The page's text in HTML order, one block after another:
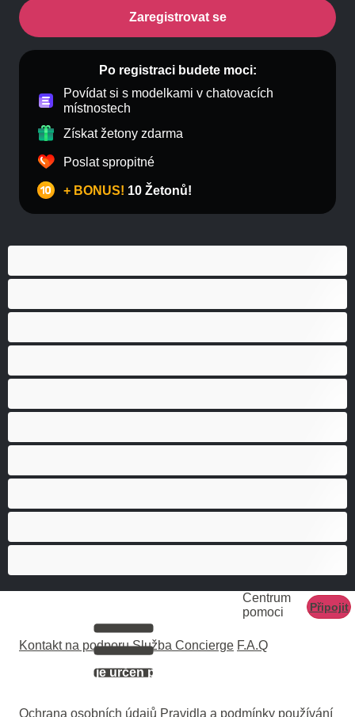
Zaregistrovat se
Po registraci budete moci:
Povídat si s modelkami v chatovacích
místnostech
Získat žetony zdarma
Poslat spropitné
+ BONUS! 10 Žetonů!
Centrum
pomoci
Připojit
Kontakt na podporu Služba Concierge F.A.Q
Tento web je určen pouze pro osoby starší 18 let.
Ochrana osobních údajů Pravidla a podmínky používání